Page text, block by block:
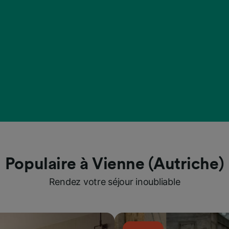
Populaire à Vienne (Autriche)
Rendez votre séjour inoubliable